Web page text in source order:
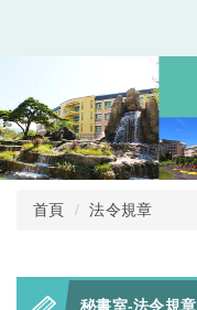
首頁 法令規章
秘書室-法令規章